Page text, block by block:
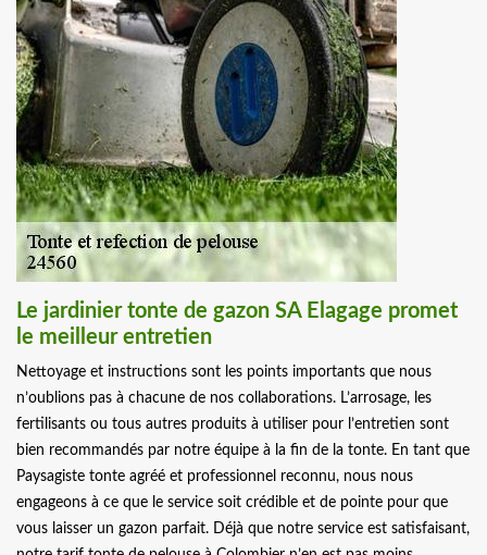
Le jardinier tonte de gazon SA Elagage promet
le meilleur entretien
Nettoyage et instructions sont les points importants que nous
n’oublions pas à chacune de nos collaborations. L’arrosage, les
fertilisants ou tous autres produits à utiliser pour l’entretien sont
bien recommandés par notre équipe à la fin de la tonte. En tant que
Paysagiste tonte agréé et professionnel reconnu, nous nous
engageons à ce que le service soit crédible et de pointe pour que
vous laisser un gazon parfait. Déjà que notre service est satisfaisant,